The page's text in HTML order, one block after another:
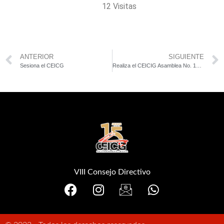
12 Visitas
ANTERIOR
Sesiona el CEICG
SIGUIENTE
VIII Consejo Directivo